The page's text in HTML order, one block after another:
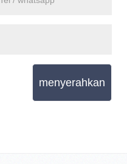
menyerahkan